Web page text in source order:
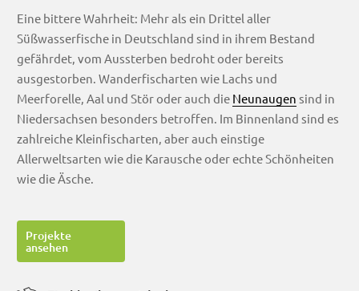
Eine bittere Wahrheit: Mehr als ein Drittel aller
Süßwasserfische in Deutschland sind in ihrem Bestand
gefährdet, vom Aussterben bedroht oder bereits
ausgestorben. Wanderfischarten wie Lachs und
Meerforelle, Aal und Stör oder auch die Neunaugen sind in
Niedersachsen besonders betroffen. Im Binnenland sind es
zahlreiche Kleinfischarten, aber auch einstige
Allerweltsarten wie die Karausche oder echte Schönheiten
wie die Äsche.
Projekte
ansehen